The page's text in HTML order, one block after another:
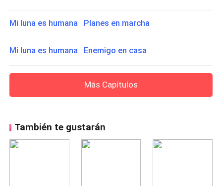
Mi luna es humana Planes en marcha
Mi luna es humana Enemigo en casa
Más Capítulos
También te gustarán